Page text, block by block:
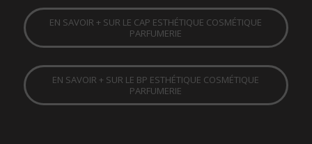
EN SAVOIR + SUR LE CAP ESTHÉTIQUE COSMÉTIQUE
PARFUMERIE
EN SAVOIR + SUR LE BP ESTHÉTIQUE COSMÉTIQUE
PARFUMERIE